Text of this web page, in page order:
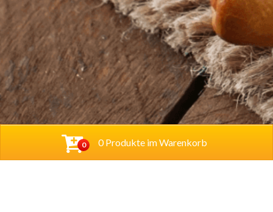
0 0 Produkte im Warenkorb